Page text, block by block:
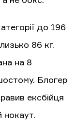
до 196
86 кг.
на 8
Блогер
ексбійця
нокаут.